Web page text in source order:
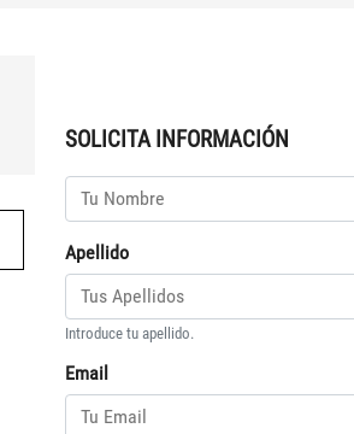
SOLICITA INFORMACIÓN
Apellido
Introduce tu apellido.
Email